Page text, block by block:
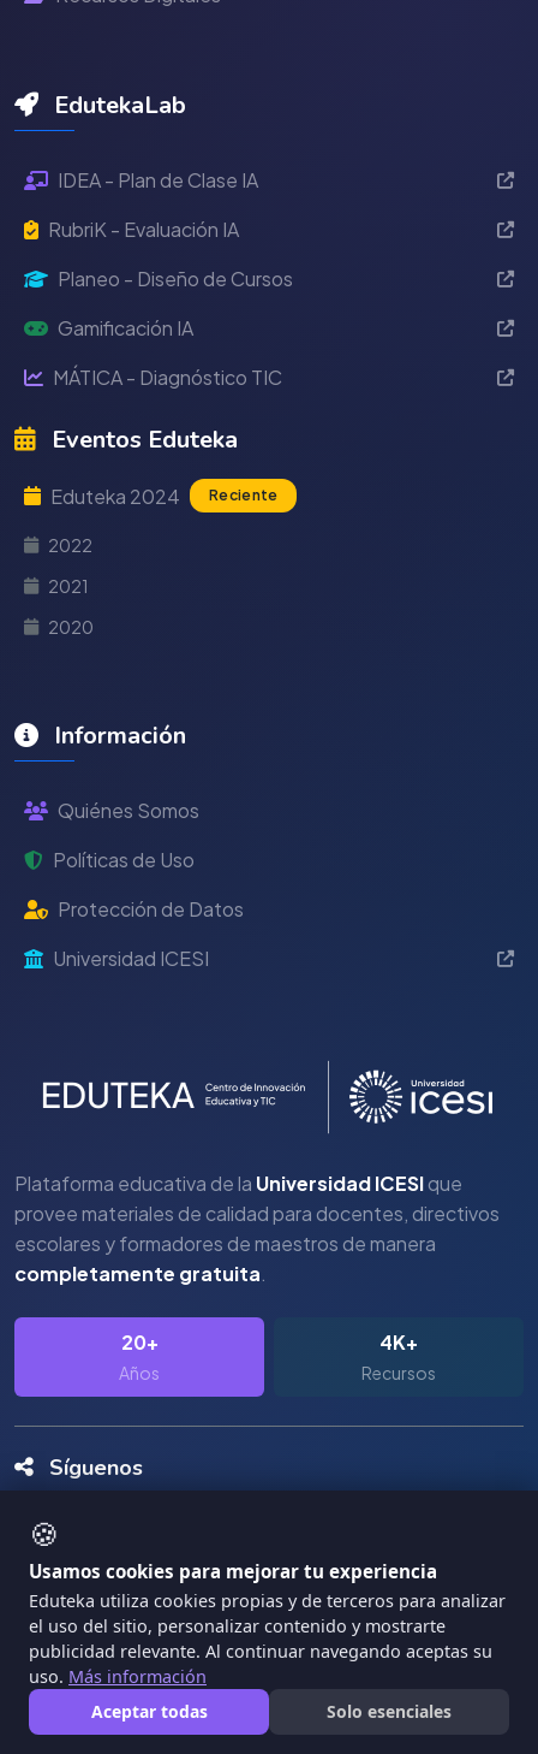
🍪
Usamos cookies para mejorar tu experiencia
Eduteka utiliza cookies propias y de terceros para analizar
el uso del sitio, personalizar contenido y mostrarte
publicidad relevante. Al continuar navegando aceptas su
uso. Más información
Aceptar todas
Solo esenciales
EdutekaLab
IDEA - Plan de Clase IA
RubriK - Evaluación IA
Planeo - Diseño de Cursos
Gamificación IA
MÁTICA - Diagnóstico TIC
Eventos Eduteka
Eduteka 2024 Reciente
2022
2021
2020
Información
Quiénes Somos
Políticas de Uso
Protección de Datos
Universidad ICESI
Plataforma educativa de la Universidad ICESIque
provee materiales de calidad para docentes, directivos
escolares y formadores de maestros de manera
completamente gratuita.
20+
Años
4K+
Recursos
Síguenos
Copyright Eduteka 2001-2026 - Universidad ICESI
Términos de Servicio